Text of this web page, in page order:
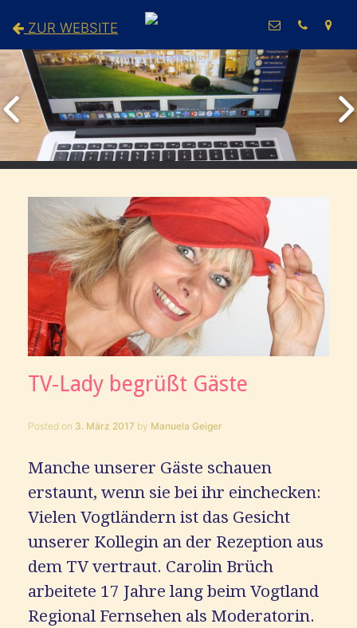
ZUR WEBSITE
TV-Lady begrüßt Gäste
Posted on 3. März 2017 by Manuela Geiger
Manche unserer Gäste schauen
erstaunt, wenn sie bei ihr einchecken:
Vielen Vogtländern ist das Gesicht
unserer Kollegin an der Rezeption aus
dem TV vertraut. Carolin Brüch
arbeitete 17 Jahre lang beim Vogtland
Regional Fernsehen als Moderatorin.